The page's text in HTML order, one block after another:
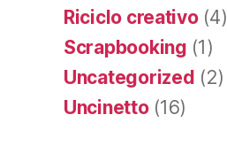
Riciclo creativo(4)
Scrapbooking (1)
Uncategorized (2)
Uncinetto(16)